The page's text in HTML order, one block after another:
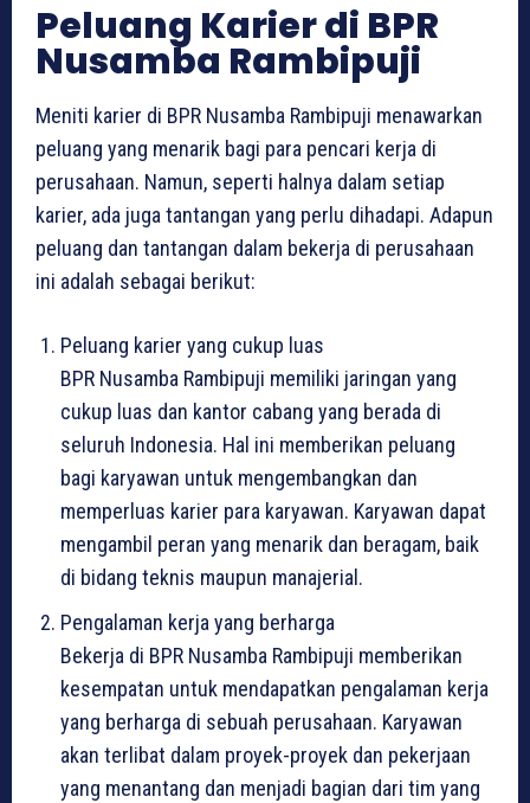
Peluang Karier di BPR
Nusamba Rambipuji
Meniti karier di BPR Nusamba Rambipuji menawarkan
peluang yang menarik bagi para pencari kerja di
perusahaan. Namun, seperti halnya dalam setiap
karier, ada juga tantangan yang perlu dihadapi. Adapun
peluang dan tantangan dalam bekerja di perusahaan
ini adalah sebagai berikut:
Peluang karier yang cukup luas
BPR Nusamba Rambipuji memiliki jaringan yang
cukup luas dan kantor cabang yang berada di
seluruh Indonesia. Hal ini memberikan peluang
bagi karyawan untuk mengembangkan dan
memperluas karier para karyawan. Karyawan dapat
mengambil peran yang menarik dan beragam, baik
di bidang teknis maupun manajerial.
Pengalaman kerja yang berharga
Bekerja di BPR Nusamba Rambipuji memberikan
kesempatan untuk mendapatkan pengalaman kerja
yang berharga di sebuah perusahaan. Karyawan
akan terlibat dalam proyek-proyek dan pekerjaan
yang menantang dan menjadi bagian dari tim yang